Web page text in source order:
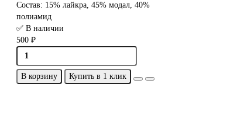
Состав: 15% лайкра, 45% модал, 40%
полиамид
✅ В наличии
500 ₽
В корзину Купить в 1 клик